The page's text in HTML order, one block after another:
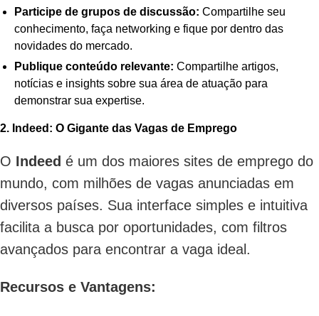
Participe de grupos de discussão: Compartilhe seu
conhecimento, faça networking e fique por dentro das
novidades do mercado.
Publique conteúdo relevante: Compartilhe artigos,
notícias e insights sobre sua área de atuação para
demonstrar sua expertise.
2. Indeed: O Gigante das Vagas de Emprego
O Indeed é um dos maiores sites de emprego do
mundo, com milhões de vagas anunciadas em
diversos países. Sua interface simples e intuitiva
facilita a busca por oportunidades, com filtros
avançados para encontrar a vaga ideal.
Recursos e Vantagens: